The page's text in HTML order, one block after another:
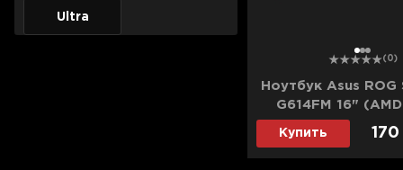
Ultra
12 3 (0)
Ноутбук Asus ROG
G614FM 16"
9/64GB/4TB
5060) (G614FM-
(Standard)
Купить